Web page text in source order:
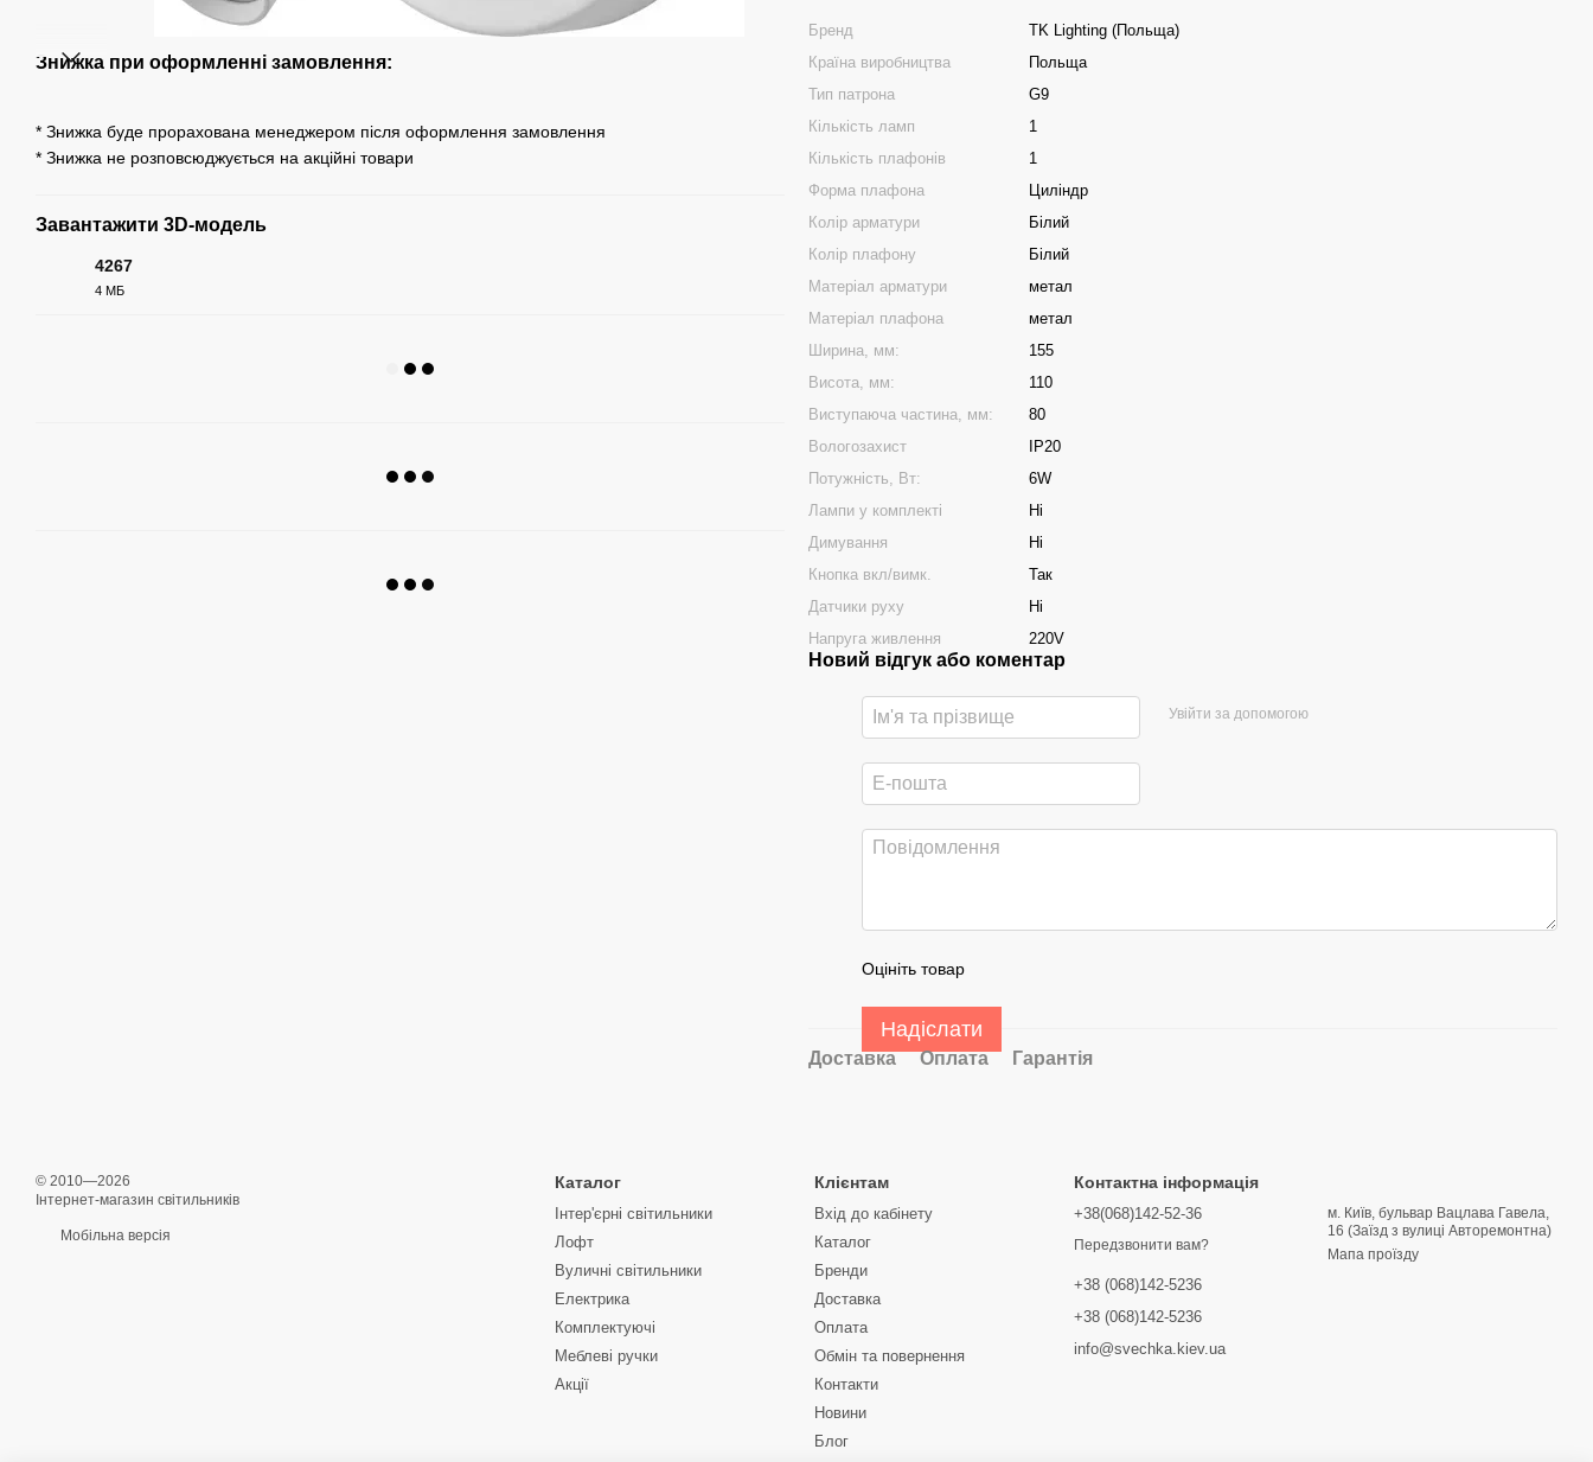
Знижка при оформленні замовлення:
* Знижка буде прорахована менеджером після оформлення замовлення
* Знижка не розповсюджується на акційні товари
Завантажити 3D-модель
4267
4 МБ
Бренд
TK Lighting (Польща)
Країна виробництва
Польща
Тип патрона
G9
Кількість ламп
1
Кількість плафонів
1
Форма плафона
Циліндр
Колір арматури
Білий
Колір плафону
Білий
Матеріал арматури
метал
Матеріал плафона
метал
Ширина, мм:
155
Висота, мм:
110
Виступаюча частина, мм:
80
Вологозахист
IP20
Потужність, Вт:
6W
Лампи у комплекті
Ні
Димування
Ні
Кнопка вкл/вимк.
Так
Датчики руху
Ні
Напруга живлення
220V
Новий відгук або коментар
Увійти за допомогою
Оцініть товар
Надіслати
Доставка Оплата Гарантія
© 2010—2026
Інтернет-магазин світильників
Мобільна версія
Каталог
Інтер'єрні світильники
Лофт
Вуличні світильники
Електрика
Комплектуючі
Меблеві ручки
Акції
Клієнтам
Вхід до кабінету
Каталог
Бренди
Доставка
Оплата
Обмін та повернення
Контакти
Новини
Блог
Контактна інформація
+38(068)142-52-36
Передзвонити вам?
+38 (068)142-5236
+38 (068)142-5236
info@svechka.kiev.ua
м. Київ, бульвар Вацлава Гавела,
16 (Заїзд з вулиці Авторемонтна)
Мапа проїзду